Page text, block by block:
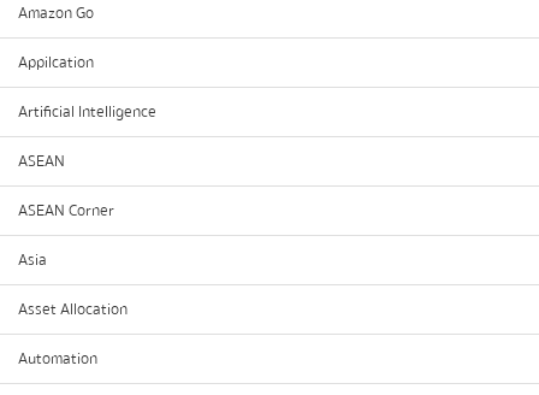
Amazon Go
Appilcation
Artificial Intelligence
ASEAN
ASEAN Corner
Asia
Asset Allocation
Automation